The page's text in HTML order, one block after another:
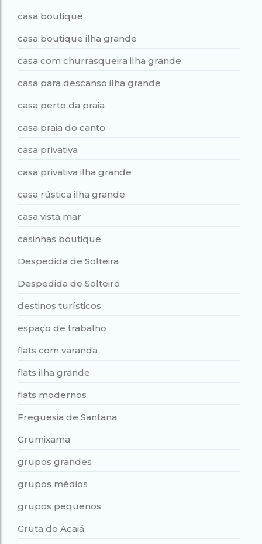
casa boutique
casa boutique ilha grande
casa com churrasqueira ilha grande
casa para descanso ilha grande
casa perto da praia
casa praia do canto
casa privativa
casa privativa ilha grande
casa rústica ilha grande
casa vista mar
casinhas boutique
Despedida de Solteira
Despedida de Solteiro
destinos turísticos
espaço de trabalho
flats com varanda
flats ilha grande
flats modernos
Freguesia de Santana
Grumixama
grupos grandes
grupos médios
grupos pequenos
Gruta do Acaiá